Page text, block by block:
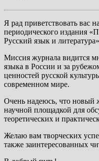
Я рад приветствовать вас
периодического издания
Русский язык и
Миссия журнала видится
языка в России и за
ценностей русской
современном мире.
Очень надеюсь, что новый
научной площадкой для
теоретических и
Желаю вам творческих
также заинтересованных